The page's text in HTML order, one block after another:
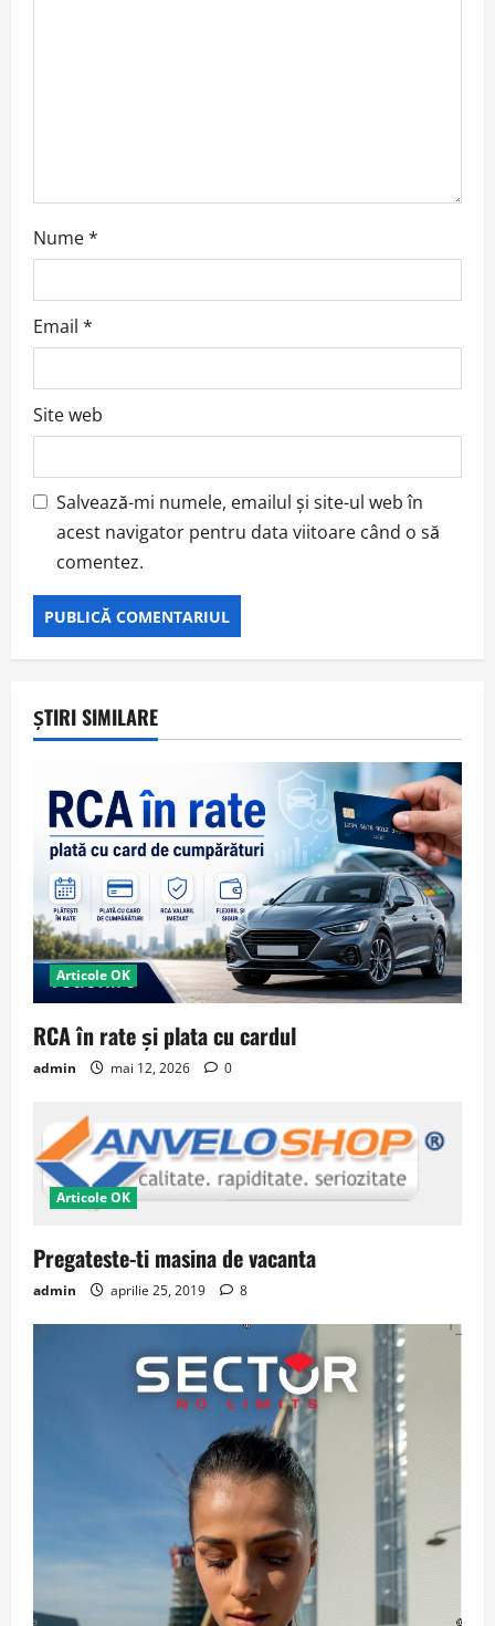
Nume*
Email *
Site web
Salvează-mi numele, emailul și site-ul web în
acest navigator pentru data viitoare când o să
comentez.
ȘTIRI SIMILARE
Articole OK
RCA în rate și plata cu cardul
admin mai 12, 2026 0
Articole OK
Pregateste-ti masina de vacanta
admin aprilie 25, 2019 8